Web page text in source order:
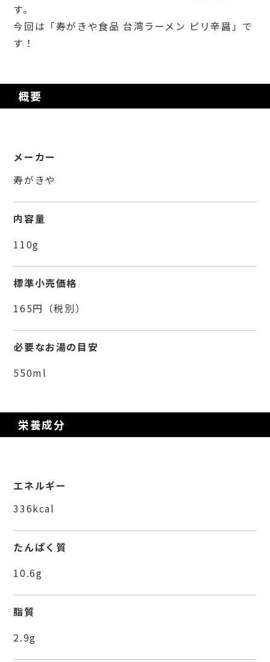
す。
今回は「寿がきや食品 台湾ラーメン ピリ辛醤」で
す！
概要
メーカー
寿がきや
内容量
110g
標準小売価格
165円（税別）
必要なお湯の目安
550ml
栄養成分
エネルギー
336kcal
たんぱく質
10.6g
脂質
2.9g